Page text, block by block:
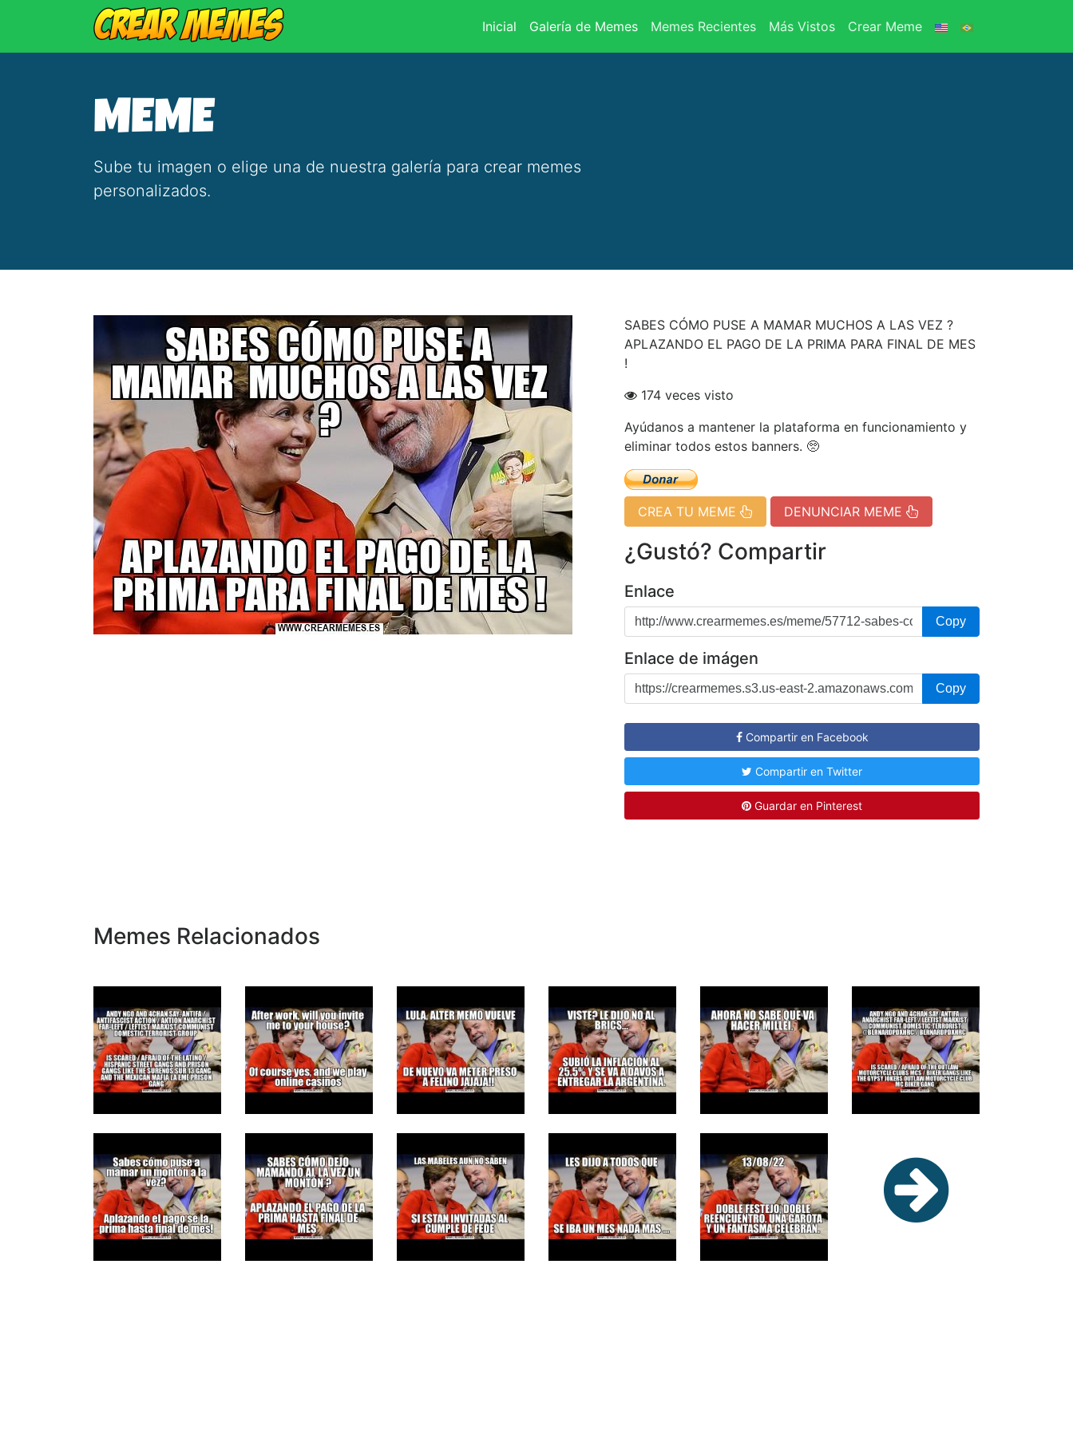
Inicial (current)
Galería de Memes Memes Recientes Más Vistos Crear Meme
MEME
Sube tu imagen o elige una de nuestra galería para crear memes
personalizados.
SABES CÓMO PUSE A MAMAR MUCHOS A LAS VEZ ?
APLAZANDO EL PAGO DE LA PRIMA PARA FINAL DE MES
!
174 veces visto
Ayúdanos a mantener la plataforma en funcionamiento y
eliminar todos estos banners. 🥺
CREA TU MEME DENUNCIAR MEME
¿Gustó? Compartir
Enlace
Copy
Enlace de imágen
Copy
Compartir en Facebook
Compartir en Twitter
Guardar en Pinterest
Memes Relacionados